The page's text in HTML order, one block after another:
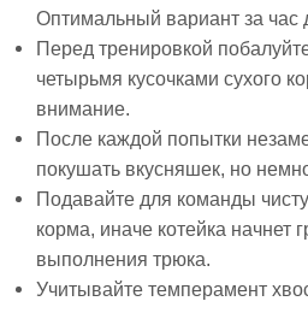
Оптимальный вариант за час
Перед тренировкой
четырьмя кусочками сухого
внимание.
После каждой попытки
покушать вкусняшек, но
Подавайте для команды
корма, иначе котейка начнет
выполнения трюка.
Учитывайте темперамент